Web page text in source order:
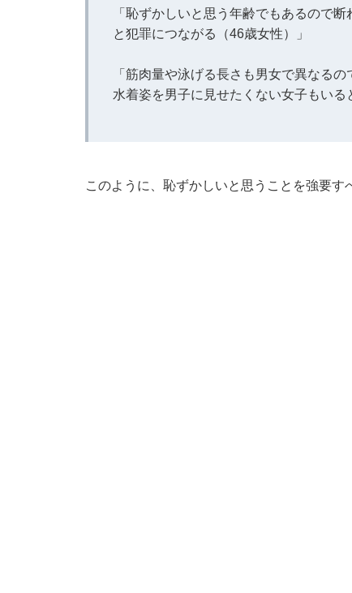
「恥ずかしいと思う年齢でもあるので
と犯罪につながる（46歳女性）」
「筋肉量や泳げる長さも男女で異なる
水着姿を男子に見せたくない女子もいる
このように、恥ずかしいと思うことを強要す